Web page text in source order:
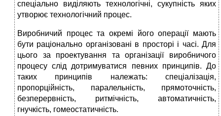
спеціально виділяють технологічні, сукупність яких
утворює технологічний процес.
Виробничий процес та окремі його операції мають
бути раціонально організовані в просторі і часі. Для
цього за проектування та організації виробничого
процесу слід дотримуватися певних принципів. До
таких принципів належать: спеціалізація,
пропорційність, паралельність, прямоточність,
безперервність, ритмічність, автоматичність,
гнучкість, гомеостатичність.